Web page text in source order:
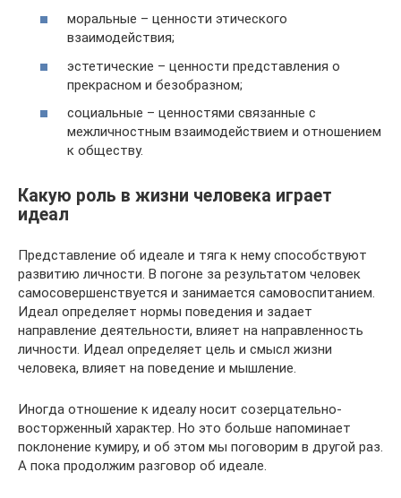
моральные – ценности этического
взаимодействия;
эстетические – ценности представления о
прекрасном и безобразном;
социальные – ценностями связанные с
межличностным взаимодействием и отношением
к обществу.
Какую роль в жизни человека играет
идеал
Представление об идеале и тяга к нему способствуют
развитию личности. В погоне за результатом человек
самосовершенствуется и занимается самовоспитанием.
Идеал определяет нормы поведения и задает
направление деятельности, влияет на направленность
личности. Идеал определяет цель и смысл жизни
человека, влияет на поведение и мышление.
Иногда отношение к идеалу носит созерцательно-
восторженный характер. Но это больше напоминает
поклонение кумиру, и об этом мы поговорим в другой раз.
А пока продолжим разговор об идеале.